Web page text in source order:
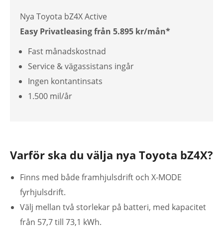
Nya Toyota bZ4X Active
Easy Privatleasing från 5.895 kr/mån*
Fast månadskostnad
Service & vägassistans ingår
Ingen kontantinsats
1.500 mil/år
Varför ska du välja nya Toyota bZ4X?
Finns med både framhjulsdrift och X-MODE
fyrhjulsdrift.
Välj mellan två storlekar på batteri, med kapacitet
från 57,7 till 73,1 kWh.